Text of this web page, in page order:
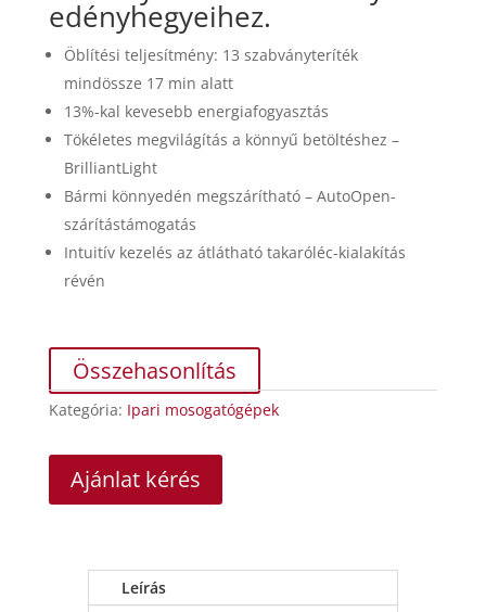
edényhegyeihez.
Öblítési teljesítmény: 13 szabványteríték
mindössze 17 min alatt
13%-kal kevesebb energiafogyasztás
Tökéletes megvilágítás a könnyű betöltéshez –
BrilliantLight
Bármi könnyedén megszárítható – AutoOpen-
szárítástámogatás
Intuitív kezelés az átlátható takaróléc-kialakítás
révén
Összehasonlítás
Kategória: Ipari mosogatógépek
Ajánlat kérés
Leírás